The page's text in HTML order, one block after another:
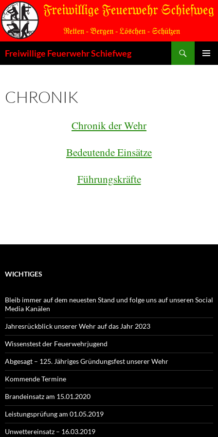
Zum
Inhalt
springen
Freiwillige Feuerwehr Schiefweg
CHRONIK
Chronik der Wehr
Bedeutende Einsätze
Führungskräfte
WICHTIGES
Bleib immer auf dem neuesten Stand und folge uns auf unseren Social
Media Kanälen
Jahresrückblick unserer Wehr auf das Jahr 2023
Wissenstest der Feuerwehrjugend
Abgesagt – 125. Jähriges Gründungsfest unserer Wehr
Kommende Termine
Brandeinsatz am 15.01.2020
Leistungsprüfung am 01.05.2019
Unwettereinsatz – 16.03.2019